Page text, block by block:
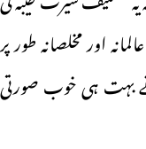
اور مخلصانہ طور پر
بہت ہی خوب صورتی